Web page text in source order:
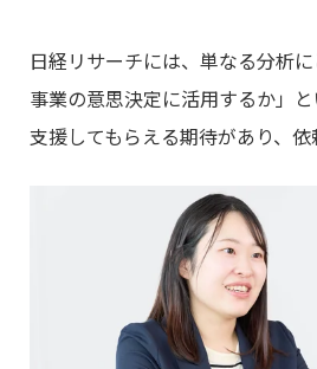
日経リサーチには、単なる分析
事業の意思決定に活用するか」
支援してもらえる期待があり、依